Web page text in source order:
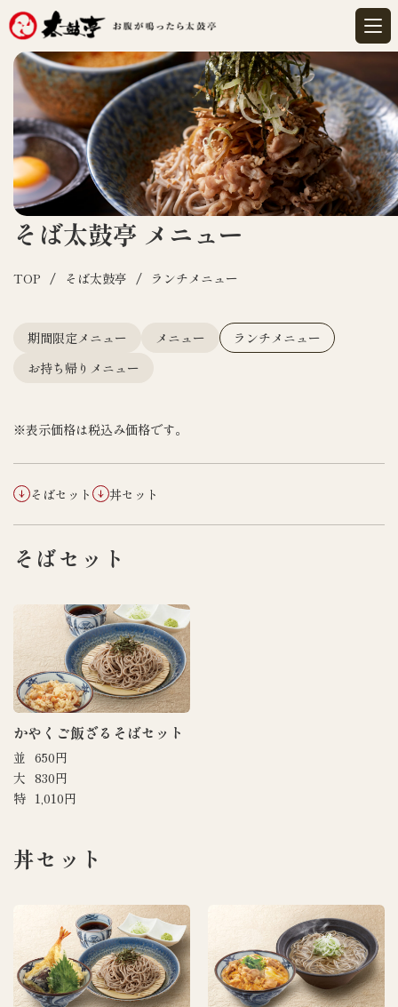
そば太鼓亭 メニュー
TOP そば太鼓亭 ランチメニュー
期間限定メニュー メニュー
ランチメニュー
お持ち帰りメニュー
※表示価格は税込み価格です。
そばセット 丼セット
そばセット
かやくご飯ざるそばセット
並 650円
大 830円
特 1,010円
丼セット